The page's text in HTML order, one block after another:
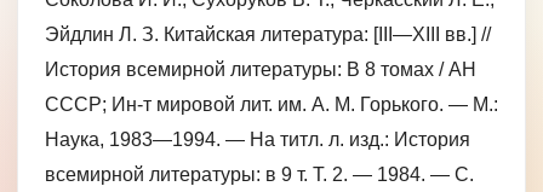
Эйдлин Л. З. Китайская литература: [III—XIII вв.] //
История всемирной литературы: В 8 томах / АН
СССР; Ин-т мировой лит. им. А. М. Горького. — М.:
Наука, 1983—1994. — На титл. л. изд.: История
всемирной литературы: в 9 т. Т. 2. — 1984. — С.